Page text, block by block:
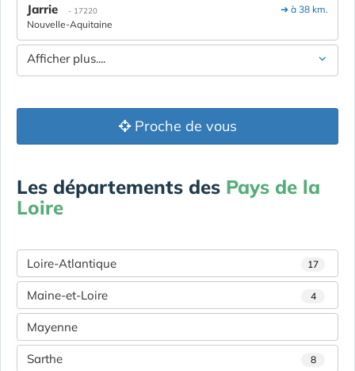
➔ à 38 km.
Jarrie - 17220
Nouvelle-Aquitaine
Afficher plus....
Proche de vous
Les départements des Pays de la
Loire
Loire-Atlantique 17
Maine-et-Loire 4
Mayenne
Sarthe 8